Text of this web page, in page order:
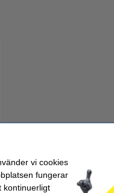
vi cookies
fungerar
kontinuerligt